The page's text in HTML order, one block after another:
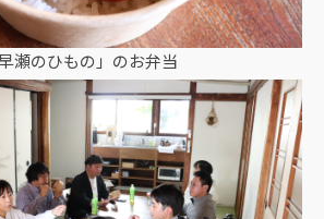
早瀬のひもの」のお弁当